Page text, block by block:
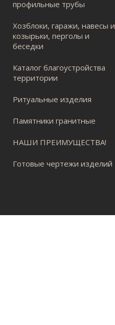
профильные трубы
Хозблоки, гаражи, навесы и
козырьки, перголы и
беседки
Каталог благоустройства
территории
Ритуальные изделия
Памятники гранитные
НАШИ ПРЕИМУЩЕСТВА!
Готовые чертежи изделий